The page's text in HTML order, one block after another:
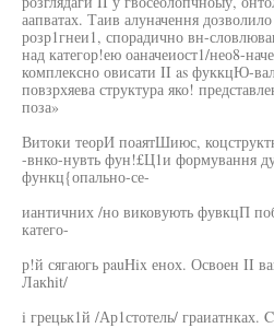
аапватах. Таив алуначення дозволило
розр1гнеи1, спорадично вн-
над категор!ею оаначеиост1/нео8-
комплексно овисати II as фуккцЮ-
повзрхяева структура яко!
поза»
Витоки теорИ поаятШиюс,
-внко-нувть фун!£Ц1и формування
функц{опально-се-
иантичних /но виковують фувкцП
катего-
р!й сягаюгь pauHix енох. Освоен II
Лакhit/
i грецьк1й /Ар1стотель/ граиатнках.